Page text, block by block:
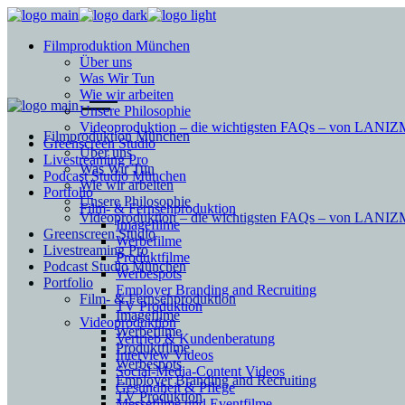
Filmproduktion München
Über uns
Was Wir Tun
Wie wir arbeiten
Unsere Philosophie
Videoproduktion – die wichtigsten FAQs – von
Greenscreen Studio
Livestreaming Pro
Podcast Studio München
Portfolio
Film- & Fernsehproduktion
Imagefilme
Werbefilme
Produktfilme
Werbespots
Employer Branding and Recruiting
TV Produktion
Videoproduktion
Vertrieb & Kundenberatung
Interview Videos
Social-Media-Content Videos
Gesundheit & Pflege
Filmproduktion München
Über uns
Was Wir Tun
Wie wir arbeiten
Unsere Philosophie
Videoproduktion – die wichtigsten FAQs – von
Greenscreen Studio
Livestreaming Pro
Podcast Studio München
Portfolio
Film- & Fernsehproduktion
Imagefilme
Werbefilme
Produktfilme
Werbespots
Employer Branding and Recruiting
TV Produktion